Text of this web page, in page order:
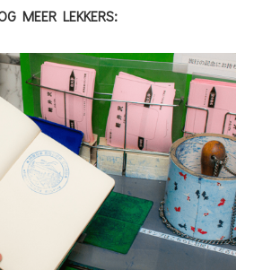
MEER LEKKERS: